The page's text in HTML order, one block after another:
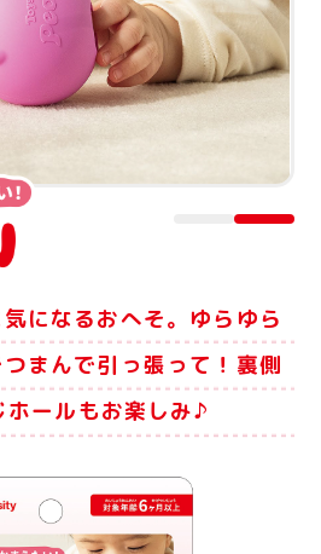
になるおへそ。 ゆらゆら
まんで引っ張って！ 裏側
ホールもお楽しみ♪